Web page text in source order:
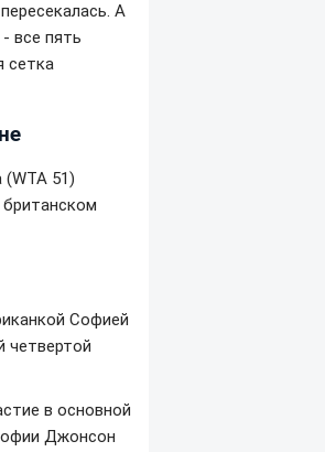
А
все пять
сетка
51)
британском
Софией
четвертой
в основной
Джонсон